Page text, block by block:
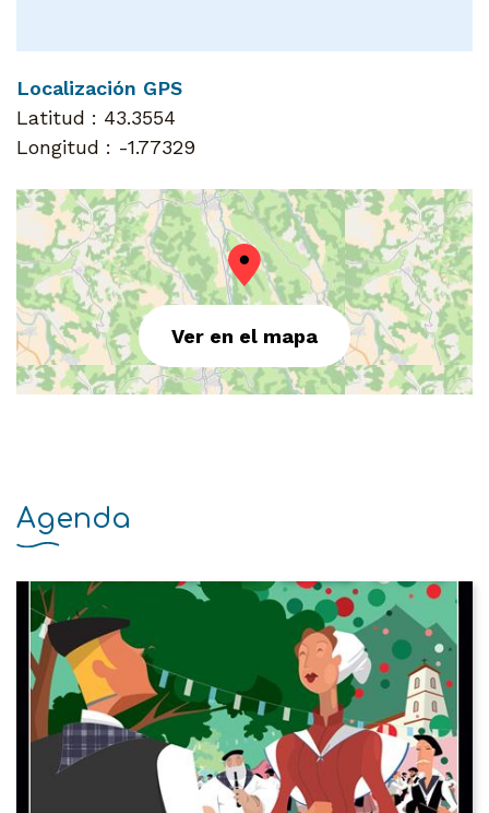
Localización GPS
Latitud : 43.3554
Longitud : -1.77329
Ver en el mapa
Agenda